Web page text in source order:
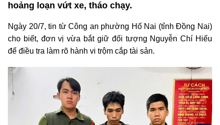
hoảng loạn vứt xe, tháo chạy.
Ngày 20/7, tin từ Công an phường Hố Nai (tỉnh Đồng Nai)
cho biết, đơn vị vừa bắt giữ đối tượng Nguyễn Chí Hiếu
để điều tra làm rõ hành vi trộm cắp tài sản.